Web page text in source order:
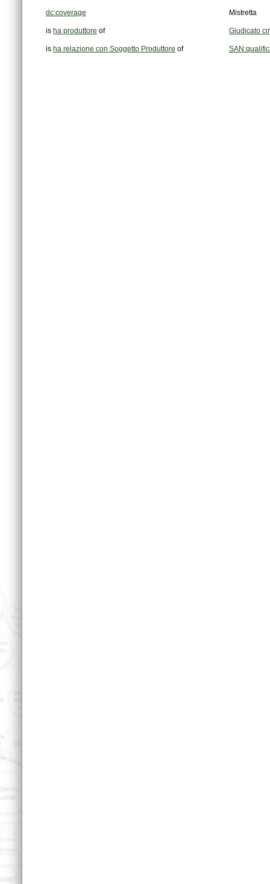
dc:coverage Mistretta
is ha produttore of Giudicato
is ha relazione con Soggetto Produttore of